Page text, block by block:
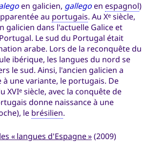
en galicien, gallegoen espagnol)
au portugais. Au Xe siècle,
galicien dans l'actuelle Galice et
Le sud du Portugal était
arabe. Lors de la reconquête du
ibérique, les langues du nord se
le sud. Ainsi, l'ancien galicien a
à une variante, le portugais. De
XVIe siècle, avec la conquête de
donne naissance à une
le brésilien.
« langues d'Espagne »(2009)